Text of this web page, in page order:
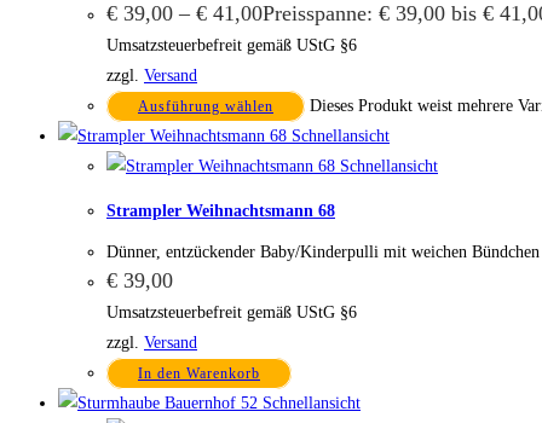
€ 39,00 – € 41,00Preisspanne: € 39,00 bis €
Umsatzsteuerbefreit gemäß UStG §6
zzgl. Versand
Ausführung wählen
Dieses Produkt weist mehrere
Schnellansicht
Schnellansicht
Strampler Weihnachtsmann 68
Dünner, entzückender Baby/Kinderpulli mit weichen
€ 39,00
Umsatzsteuerbefreit gemäß UStG §6
zzgl. Versand
In den Warenkorb
Schnellansicht